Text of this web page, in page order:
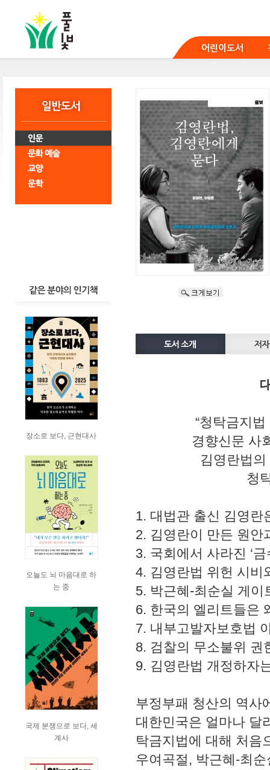
어린이도서
장소로 보다, 근현대사
오늘도 뇌 마음대로 하
는 중
국제 분쟁으로 보다, 세
계사
“청탁금지
경향신문 사
김영란법
청
1. 대법관 출신 김영란
2. 김영란이 만든 원안
3. 국회에서 사라진 ‘
4. 김영란법 위헌 시비
5. 박근혜-최순실 게
6. 한국의 엘리트들은
7. 내부고발자보호법
8. 검찰의 무소불위 권
9. 김영란법 개정하자
부정부패 청산의 역사
대한민국은 얼마나 달
탁금지법에 대해 처음
우여곡절, 박근혜-최